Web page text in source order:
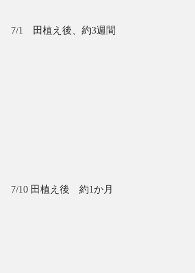
7/1　田植え後、約3週間
7/10 田植え後　約1か月